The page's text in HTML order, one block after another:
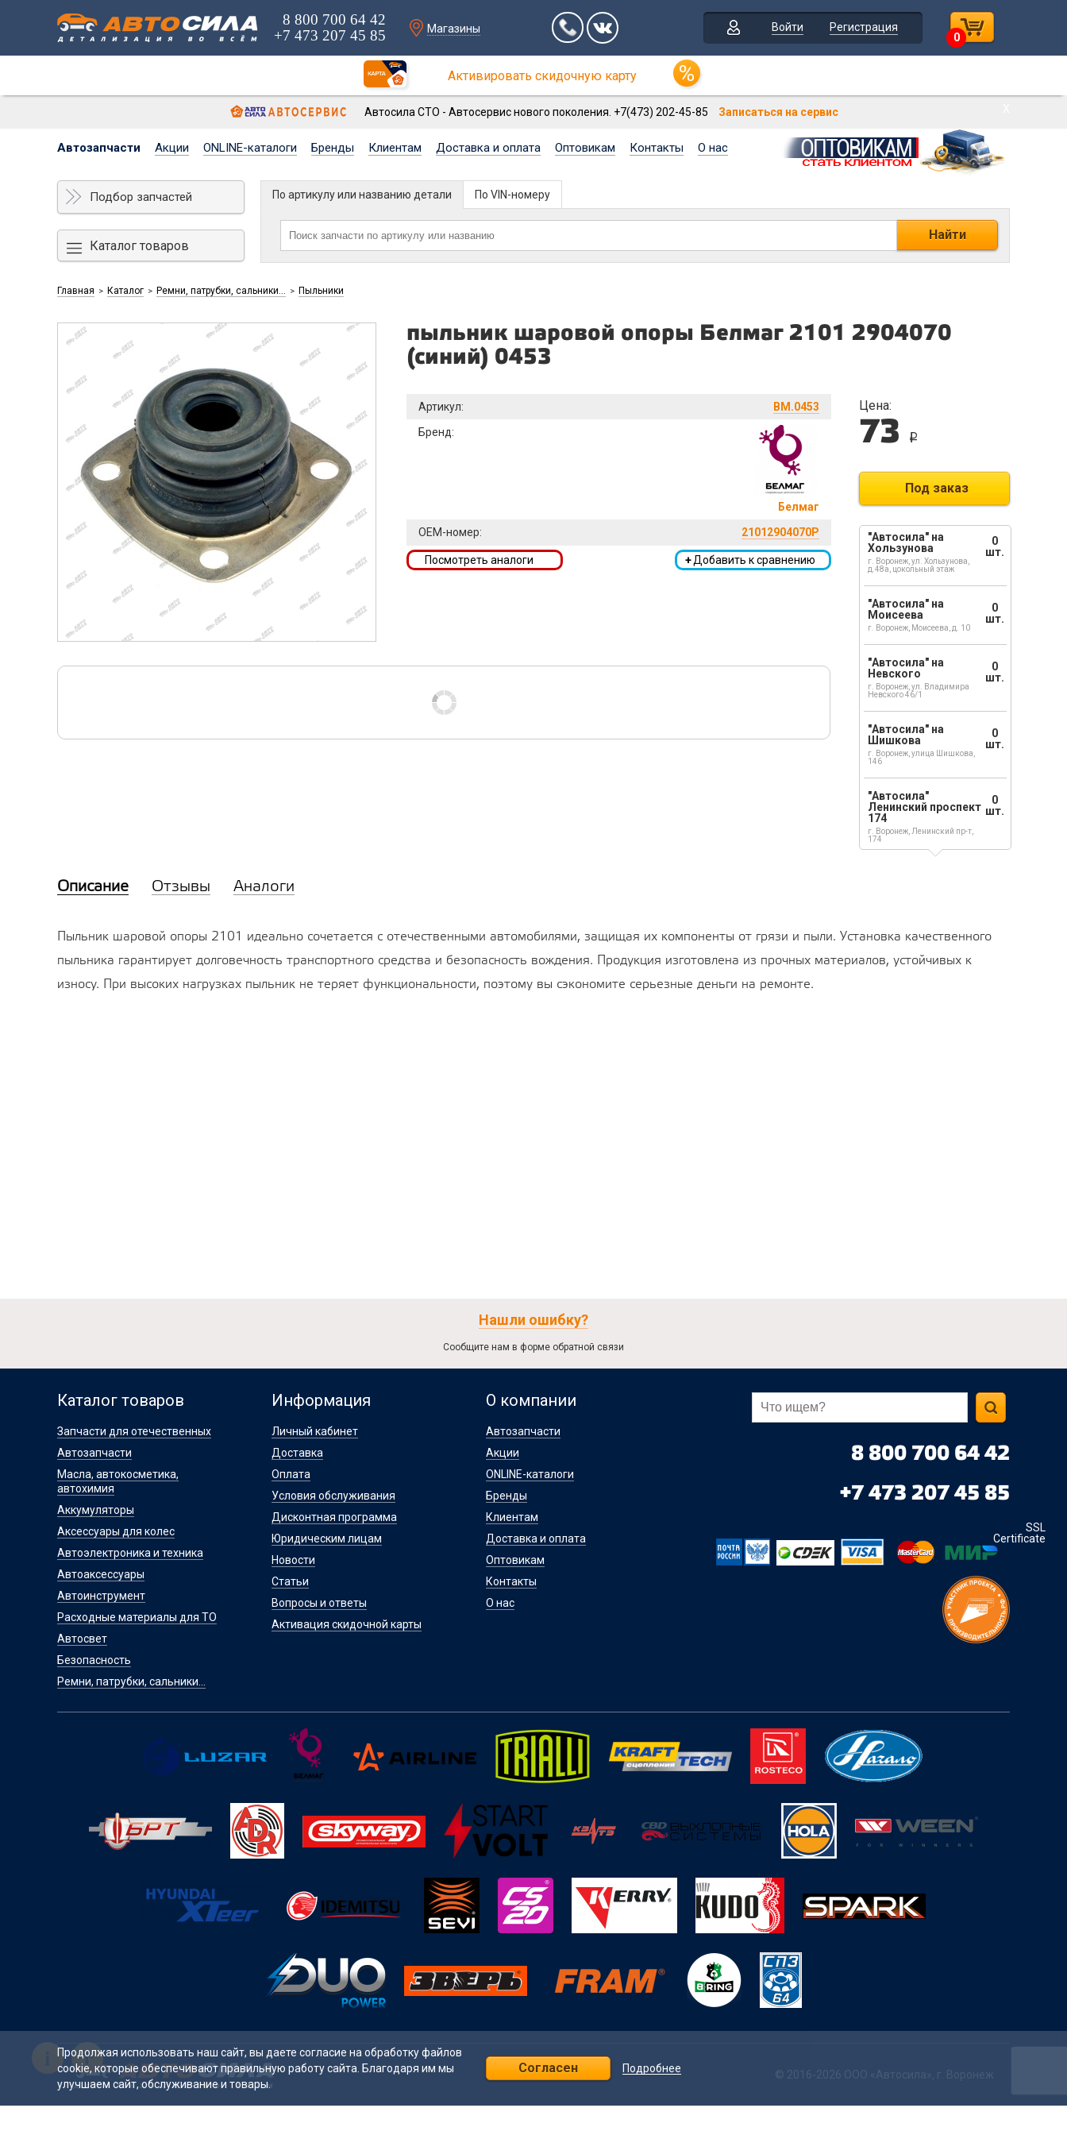
8 800 700 64 42
+7 473 207 45 85
Магазины Войти
Регистрация
0
Активировать скидочную карту
Автосила СТО - Автосервис нового поколения. +7(473) 202-45-85 Записаться на сервис
Автозапчасти Акции ONLINE-каталоги Бренды Клиентам Доставка и оплата Оптовикам Контакты О нас
Подбор запчастей
Каталог товаров
По артикулу или названию детали
Найти
По VIN-номеру
Главная > Каталог > Ремни, патрубки, сальники... > Пыльники
пыльник шаровой опоры Белмаг 2101 2904070
(синий) 0453
Артикул:
BM.0453
Бренд:
Белмаг
OEM-номер:
21012904070Р
+Добавить к сравнению
Посмотреть аналоги
Цена:
73 i
Под заказ
"Автосила" на
Хользунова
г. Воронеж, ул. Хользунова,
д.48а, цокольный этаж
0
шт.
"Автосила" на
Моисеева
г. Воронеж, Моисеева, д. 10
0
шт.
"Автосила" на
Невского
г. Воронеж, ул. Владимира
Невского 46/1
0
шт.
"Автосила" на
Шишкова
г. Воронеж, улица Шишкова,
146
0
шт.
"Автосила"
Ленинский проспект
174
г. Воронеж, Ленинский пр-т,
174
0
шт.
Описание Отзывы Аналоги
Пыльник шаровой опоры 2101 идеально сочетается с отечественными автомобилями, защищая их компоненты от грязи и пыли. Установка качественного
пыльника гарантирует долговечность транспортного средства и безопасность вождения. Продукция изготовлена из прочных материалов, устойчивых к
износу. При высоких нагрузках пыльник не теряет функциональности, поэтому вы сэкономите серьезные деньги на ремонте.
Нашли ошибку?
Сообщите нам в форме обратной связи
Каталог товаров
Запчасти для отечественных
Автозапчасти
Масла, автокосметика,
автохимия
Аккумуляторы
Аксессуары для колес
Автоэлектроника и техника
Автоаксессуары
Автоинструмент
Расходные материалы для ТО
Автосвет
Безопасность
Ремни, патрубки, сальники...
Информация
Личный кабинет
Доставка
Оплата
Условия обслуживания
Дисконтная программа
Юридическим лицам
Новости
Статьи
Вопросы и ответы
Активация скидочной карты
О компании
Автозапчасти
Акции
ONLINE-каталоги
Бренды
Клиентам
Доставка и оплата
Оптовикам
Контакты
О нас
8 800 700 64 42
+7 473 207 45 85
SSL
Certificate
© 2016-2026 ООО «Автосила», г. Воронеж
Продолжая использовать наш сайт, вы даете согласие на обработку файлов
cookie, которые обеспечивают правильную работу сайта. Благодаря им мы
улучшаем сайт, обслуживание и товары.
Согласен Подробнее